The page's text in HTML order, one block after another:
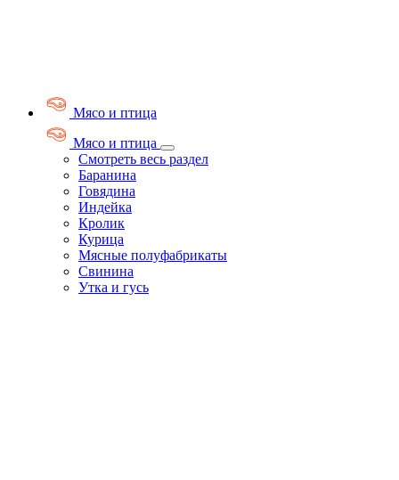
Мясо и птица
Мясо и птица
Смотреть весь раздел
Баранина
Говядина
Индейка
Кролик
Курица
Мясные полуфабрикаты
Свинина
Утка и гусь